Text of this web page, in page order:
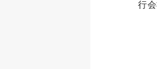
行